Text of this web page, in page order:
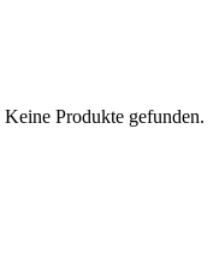
Keine Produkte gefunden.